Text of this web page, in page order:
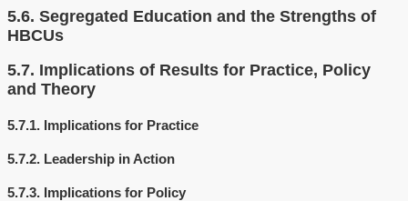
5.6. Segregated Education and the Strengths of
HBCUs
5.7. Implications of Results for Practice, Policy
and Theory
5.7.1. Implications for Practice
5.7.2. Leadership in Action
5.7.3. Implications for Policy